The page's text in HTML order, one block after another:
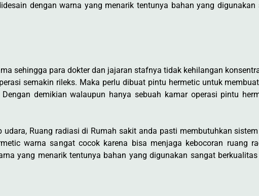
dengan warna yang menarik tentunya bahan yang
sehingga para dokter dan jajaran stafnya tidak kehilangan
semakin rileks. Maka perlu dibuat pintu hermetic untuk
demikian walaupun hanya sebuah kamar operasi pintu
Ruang radiasi di Rumah sakit anda pasti membutuhkan
warna sangat cocok karena bisa menjaga kebocoran ruang
yang menarik tentunya bahan yang digunakan sangat